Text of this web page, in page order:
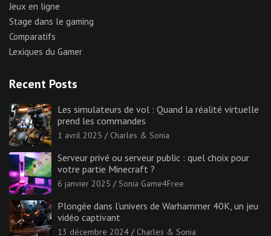
Jeux en ligne
Stage dans le gaming
Comparatifs
Lexiques du Gamer
Recent Posts
Les simulateurs de vol : Quand la réalité virtuelle
prend les commandes
1 avril 2025 Charles & Sonia
Serveur privé ou serveur public : quel choix pour
votre partie Minecraft ?
6 janvier 2025 Sonia Game4Free
Plongée dans l’univers de Warhammer 40K, un jeu
vidéo captivant
13 décembre 2024 Charles & Sonia